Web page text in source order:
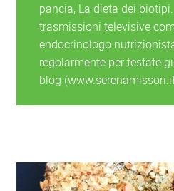
pancia, La dieta dei
trasmissioni televisive
endocrinologo
regolarmente per testate
blog